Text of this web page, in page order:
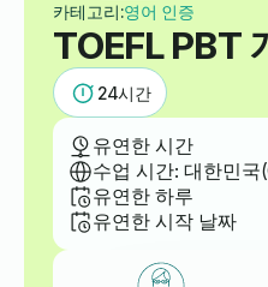
카테고리:영어 인증
TOEFL PBT
24시간
유연한 시간
수업 시간: 대한민국
유연한 하루
유연한 시작 날짜